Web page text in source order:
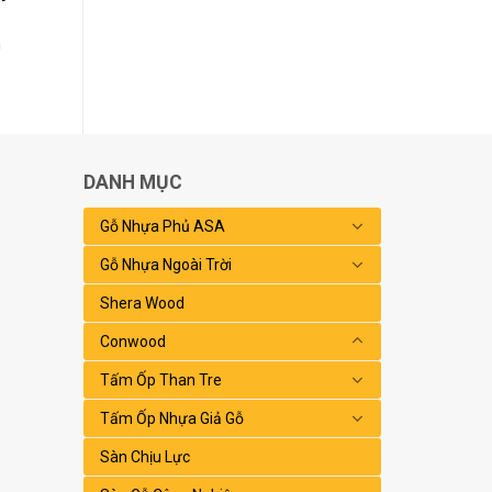
DANH MỤC
Gỗ Nhựa Phủ ASA
Gỗ Nhựa Ngoài Trời
Shera Wood
Conwood
Tấm Ốp Than Tre
Tấm Ốp Nhựa Giả Gỗ
Sàn Chịu Lực